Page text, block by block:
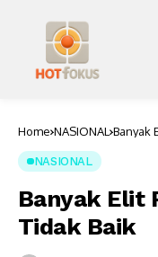
Home NASIONAL Banyak
NASIONAL
Banyak Elit
Tidak Baik